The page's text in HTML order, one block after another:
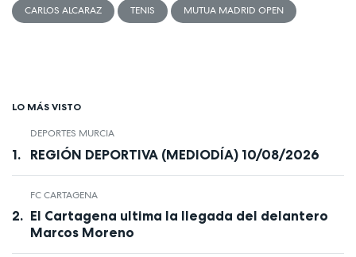
CARLOS ALCARAZ TENIS MUTUA MADRID OPEN
LO MÁS VISTO
DEPORTES MURCIA
REGIÓN DEPORTIVA (MEDIODÍA) 10/08/2026
FC CARTAGENA
El Cartagena ultima la llegada del delantero
Marcos Moreno